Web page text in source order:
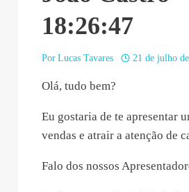
18:26:47
Por Lucas Tavares 21 de julho
Olá, tudo bem?
Eu gostaria de te apresentar
vendas e atrair a atenção de
Falo dos nossos